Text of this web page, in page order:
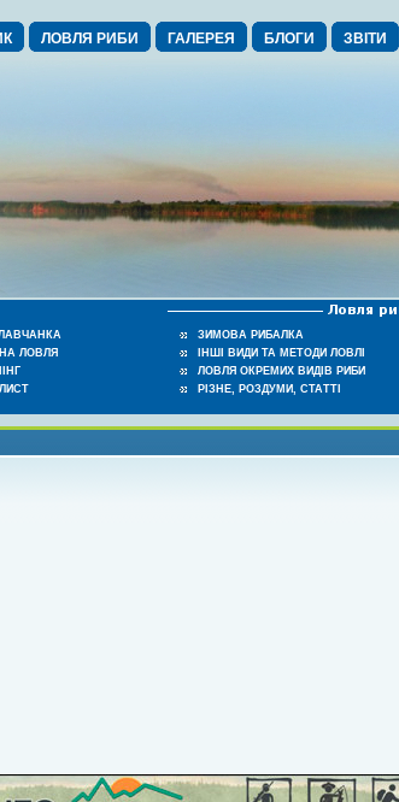
ЛОВЛЯ РИБИ ГАЛЕРЕЯ БЛОГИ ЗВІТИ
ЛОВЛЯ
ЗИМОВА РИБАЛКА
ІНШІ ВИДИ ТА МЕТОДИ ЛОВЛІ
ЛОВЛЯ ОКРЕМИХ ВИДІВ РИБИ
РІЗНЕ, РОЗДУМИ, СТАТТІ